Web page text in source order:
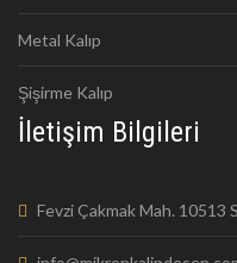
Metal Kalıp
Şişirme Kalıp
İletişim Bilgileri
Fevzi Çakmak Mah. 10513